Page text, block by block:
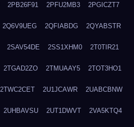
2PB26F91 2PFU2MB3 2PGICZT7
2Q6V9UEG 2QFIABDG 2QYABSTR
2SAV54DE 2SS1XHM0 2T0TIR21
2TGAD2ZO 2TMUAAY5 2TOT3HO1
2TWC2CET 2U1JCAWR 2UABCBNW
2UHBAVSU 2UT1DWVT 2VA5KTQ4